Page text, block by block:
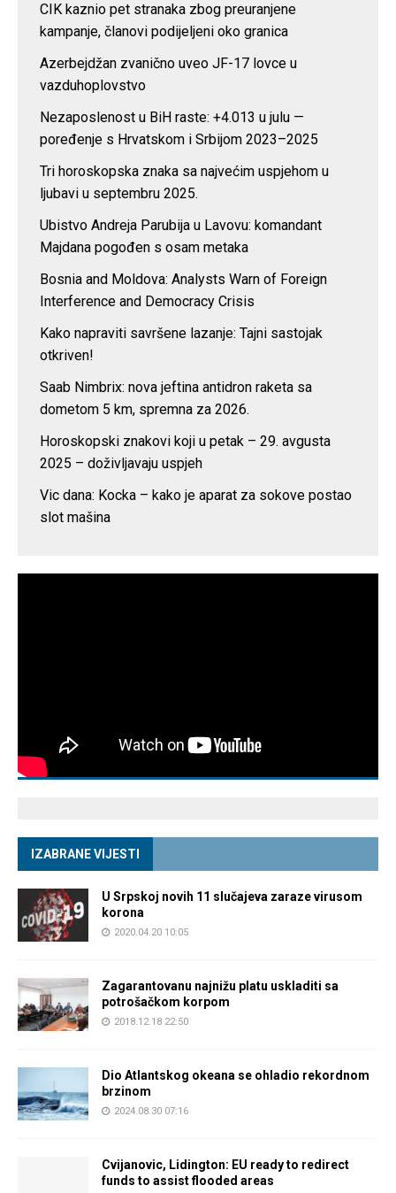
CIK kaznio pet stranaka zbog preuranjene
kampanje, članovi podijeljeni oko granica
Azerbejdžan zvanično uveo JF-17 lovce u
vazduhoplovstvo
Nezaposlenost u BiH raste: +4.013 u julu —
poređenje s Hrvatskom i Srbijom 2023–2025
Tri horoskopska znaka sa najvećim uspjehom u
ljubavi u septembru 2025.
Ubistvo Andreja Parubija u Lavovu: komandant
Majdana pogođen s osam metaka
Bosnia and Moldova: Analysts Warn of Foreign
Interference and Democracy Crisis
Kako napraviti savršene lazanje: Tajni sastojak
otkriven!
Saab Nimbrix: nova jeftina antidron raketa sa
dometom 5 km, spremna za 2026.
Horoskopski znakovi koji u petak – 29. avgusta
2025 – doživljavaju uspjeh
Vic dana: Kocka – kako je aparat za sokove postao
slot mašina
IZABRANE VIJESTI
U Srpskoj novih 11 slučajeva zaraze virusom
korona
2020.04.20 10:05
Zagarantovanu najnižu platu uskladiti sa
potrošačkom korpom
2018.12.18 22:50
Dio Atlantskog okeana se ohladio rekordnom
brzinom
2024.08.30 07:16
Cvijanovic, Lidington: EU ready to redirect
funds to assist flooded areas